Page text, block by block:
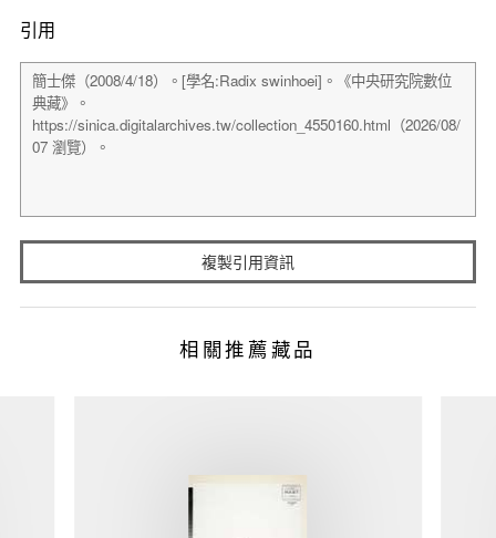
引用
複製引用資訊
相關推薦藏品